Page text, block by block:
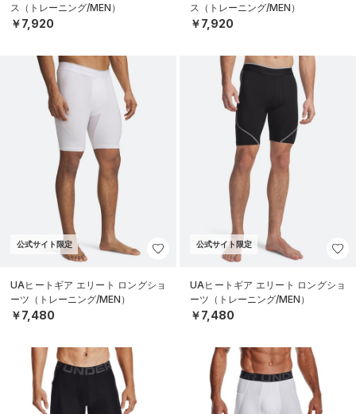
ス（トレーニング/MEN）
￥7,920
ス（トレーニング/MEN）
￥7,920
公式サイト限定
UAヒートギア エリート ロングショ
ーツ（トレーニング/MEN）
￥7,480
公式サイト限定
UAヒートギア エリート ロングショ
ーツ（トレーニング/MEN）
￥7,480